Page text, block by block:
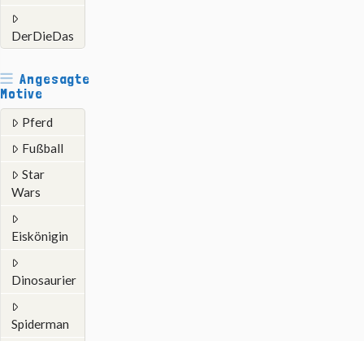
DerDieDas
Angesagte
Motive
Pferd
Fußball
Star
Wars
Eiskönigin
Dinosaurier
Spiderman